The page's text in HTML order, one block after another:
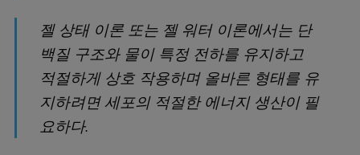
젤 상태 이론 또는 젤 워터 이론에서는 단
백질 구조와 물이 특정 전하를 유지하고
적절하게 상호 작용하며 올바른 형태를 유
지하려면 세포의 적절한 에너지 생산이 필
요하다.